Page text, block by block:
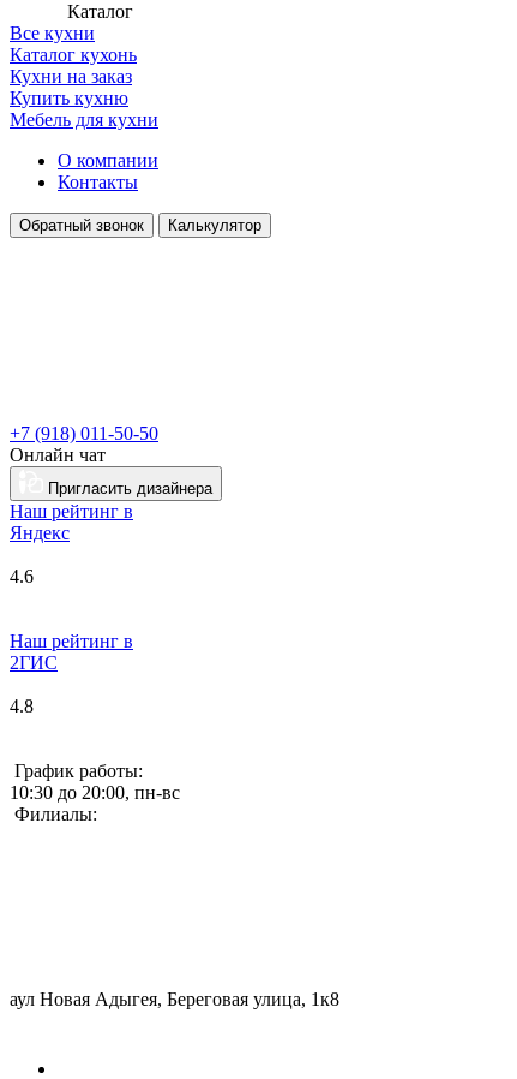
Каталог
Все кухни
Каталог кухонь
Кухни на заказ
Купить кухню
Мебель для кухни
О компании
Контакты
Обратный звонок Калькулятор
+7 (918) 011-50-50
Онлайн чат
Пригласить дизайнера
Наш рейтинг в
Яндекс
4.6
Наш рейтинг в
2ГИС
4.8
График работы:
10:30 до 20:00, пн-вс
Филиалы:
аул Новая Адыгея, Береговая улица, 1к8